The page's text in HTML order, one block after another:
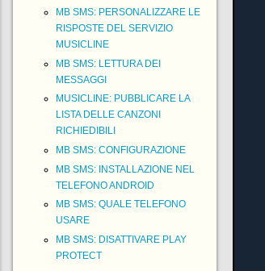
MB SMS: PERSONALIZZARE LE
RISPOSTE DEL SERVIZIO
MUSICLINE
MB SMS: LETTURA DEI
MESSAGGI
MUSICLINE: PUBBLICARE LA
LISTA DELLE CANZONI
RICHIEDIBILI
MB SMS: CONFIGURAZIONE
MB SMS: INSTALLAZIONE NEL
TELEFONO ANDROID
MB SMS: QUALE TELEFONO
USARE
MB SMS: DISATTIVARE PLAY
PROTECT